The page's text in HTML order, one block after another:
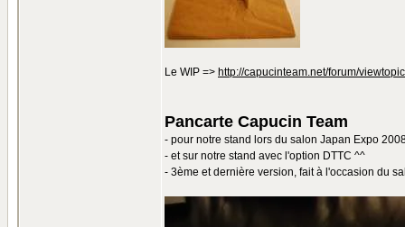
Le WIP => http://capucinteam.net/forum/
Pancarte Capucin Team
- pour notre stand lors du salon Japan Expo
- et sur notre stand avec l'option DTTC ^^
- 3ème et dernière version, fait à l'occasion du